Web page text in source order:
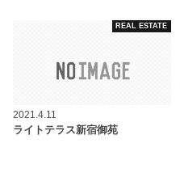
REAL ESTATE
2021.4.11
ライトテラス新宿御苑